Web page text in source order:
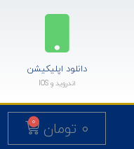
دانلود اپلیکیشن
اندروید و IOS
۰ تومان 0